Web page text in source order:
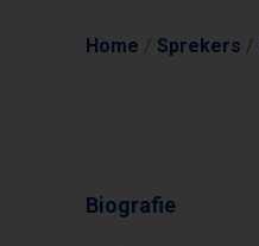
Home / Sprekers /
Biografie